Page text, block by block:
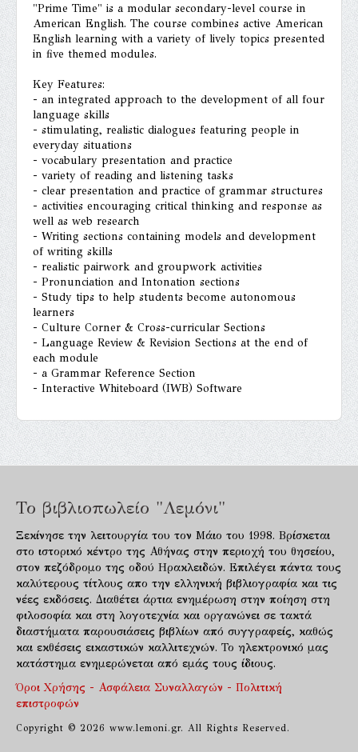
"Prime Time" is a modular secondary-level course in
American English. The course combines active American
English learning with a variety of lively topics presented
in five themed modules.
Key Features:
- an integrated approach to the development of all four
language skills
- stimulating, realistic dialogues featuring people in
everyday situations
- vocabulary presentation and practice
- variety of reading and listening tasks
- clear presentation and practice of grammar structures
- activities encouraging critical thinking and response as
well as web research
- Writing sections containing models and development
of writing skills
- realistic pairwork and groupwork activities
- Pronunciation and Intonation sections
- Study tips to help students become autonomous
learners
- Culture Corner & Cross-curricular Sections
- Language Review & Revision Sections at the end of
each module
- a Grammar Reference Section
- Interactive Whiteboard (IWB) Software
Το βιβλιοπωλείο "Λεμόνι"
Ξεκίνησε την λειτουργία του τον Μάιο του 1998. Βρίσκεται
στο ιστορικό κέντρο της Αθήνας στην περιοχή του θησείου,
στον πεζόδρομο της οδού Ηρακλειδών. Επιλέγει πάντα τους
καλύτερους τίτλους απο την ελληνική βιβλιογραφία και τις
νέες εκδόσεις. Διαθέτει άρτια ενημέρωση στην ποίηση στη
φιλοσοφία και στη λογοτεχνία και οργανώνει σε τακτά
διαστήματα παρουσιάσεις βιβλίων από συγγραφείς, καθώς
και εκθέσεις εικαστικών καλλιτεχνών. Το ηλεκτρονικό μας
κατάστημα ενημερώνεται από εμάς τους ίδιους.
Όροι Χρήσης - Ασφάλεια Συναλλαγών - Πολιτική
επιστροφών
Copyright © 2026 www.lemoni.gr. All Rights Reserved.